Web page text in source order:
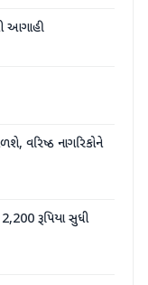
આગાહી
વરિષ્ઠ નાગરિકોને
રૂપિયા સુધી